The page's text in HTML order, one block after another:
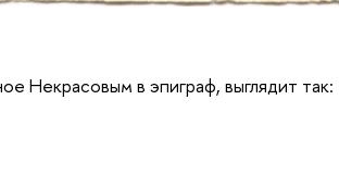
Некрасовым в эпиграф, выглядит так: